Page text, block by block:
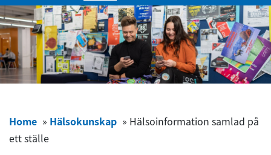
Home » Hälsokunskap » Hälsoinformation samlad på
ett ställe